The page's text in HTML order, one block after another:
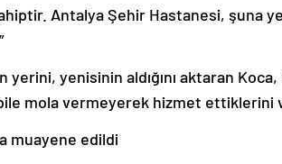
Antalya Şehir Hastanesi, şuna
yerini, yenisinin aldığını aktaran
mola vermeyerek hizmet ettiklerini
muayene edildi